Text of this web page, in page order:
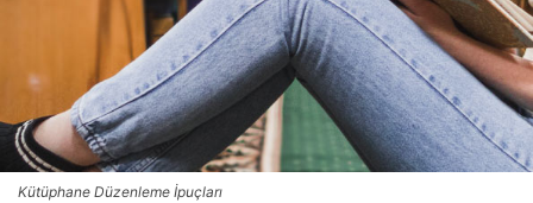
Kütüphane Düzenleme İpuçları